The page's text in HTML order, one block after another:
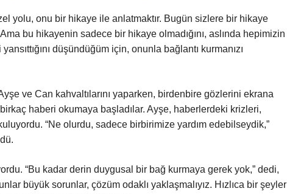
yolu, onu bir hikaye ile anlatmaktır. Bugün sizlere bir hikaye
bu hikayenin sadece bir hikaye olmadığını, aslında hepimizin
düşündüğüm için, onunla bağlantı kurmanızı
ve Can kahvaltılarını yaparken, birdenbire gözlerini ekrana
haberi okumaya başladılar. Ayşe, haberlerdeki krizleri,
“Ne olurdu, sadece birbirimize yardım edebilseydik,”
“Bu kadar derin duygusal bir bağ kurmaya gerek yok,” dedi,
büyük sorunlar, çözüm odaklı yaklaşmalıyız. Hızlıca bir şeyler